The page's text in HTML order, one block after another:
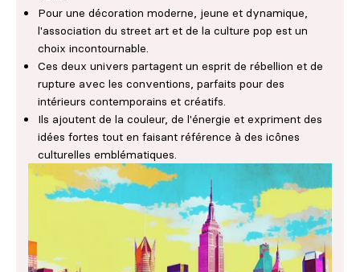
Pour une décoration moderne, jeune et dynamique,
l'association du street art et de la culture pop est un
choix incontournable.
Ces deux univers partagent un esprit de rébellion et de
rupture avec les conventions, parfaits pour des
intérieurs contemporains et créatifs.
Ils ajoutent de la couleur, de l'énergie et expriment des
idées fortes tout en faisant référence à des icônes
culturelles emblématiques.